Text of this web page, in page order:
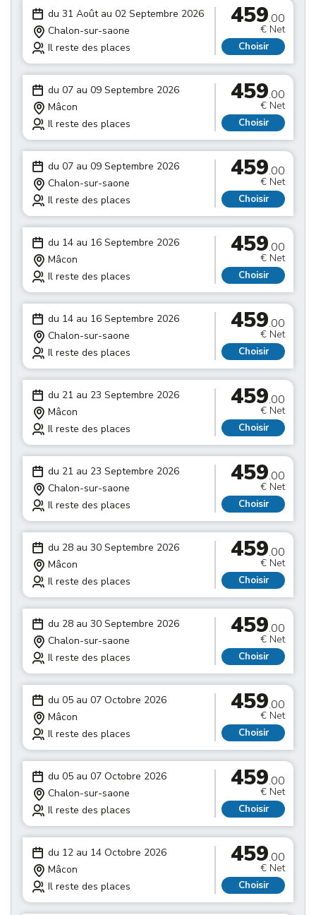
du 31 Août au 02 Septembre 2026
Chalon-sur-saone
Il reste des places
459.00
€ Net
Choisir
du 07 au 09 Septembre 2026
Mâcon
Il reste des places
459.00
€ Net
Choisir
du 07 au 09 Septembre 2026
Chalon-sur-saone
Il reste des places
459.00
€ Net
Choisir
du 14 au 16 Septembre 2026
Mâcon
Il reste des places
459.00
€ Net
Choisir
du 14 au 16 Septembre 2026
Chalon-sur-saone
Il reste des places
459.00
€ Net
Choisir
du 21 au 23 Septembre 2026
Mâcon
Il reste des places
459.00
€ Net
Choisir
du 21 au 23 Septembre 2026
Chalon-sur-saone
Il reste des places
459.00
€ Net
Choisir
du 28 au 30 Septembre 2026
Mâcon
Il reste des places
459.00
€ Net
Choisir
du 28 au 30 Septembre 2026
Chalon-sur-saone
Il reste des places
459.00
€ Net
Choisir
du 05 au 07 Octobre 2026
Mâcon
Il reste des places
459.00
€ Net
Choisir
du 05 au 07 Octobre 2026
Chalon-sur-saone
Il reste des places
459.00
€ Net
Choisir
du 12 au 14 Octobre 2026
Mâcon
Il reste des places
459.00
€ Net
Choisir